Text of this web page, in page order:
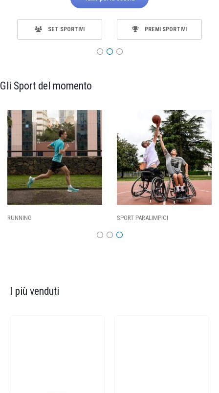
SET SPORTIVI PREMI SPORTIVI
Gli Sport del momento
SPORT PARALIMPICI
I più venduti